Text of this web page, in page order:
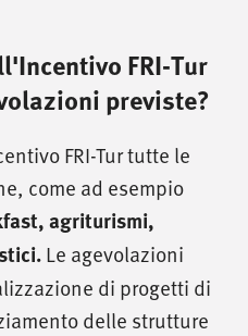
FRI-Tur
previste?
FRI-Tur tutte le
come ad esempio
agriturismi,
Le agevolazioni
di progetti di
delle strutture